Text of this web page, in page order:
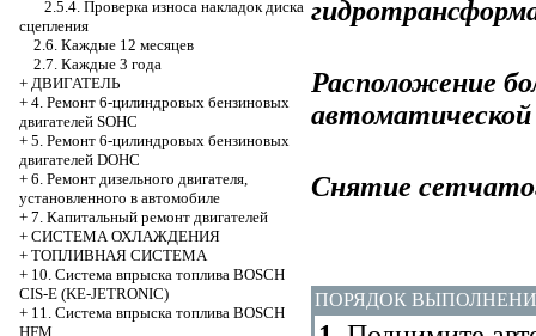
2.5.4. Проверка износа накладок диска
сцепления
2.6. Каждые 12 месяцев
2.7. Каждые 3 года
+ ДВИГАТЕЛЬ
+ 4. Ремонт 6-цилиндровых бензиновых
двигателей SOHC
+ 5. Ремонт 6-цилиндровых бензиновых
двигателей DOHC
+ 6. Ремонт дизельного двигателя,
установленного в автомобиле
+ 7. Капитальный ремонт двигателей
+ СИСТЕМА ОХЛАЖДЕНИЯ
+ ТОПЛИВНАЯ СИСТЕМА
+ 10. Система впрыска топлива BOSCH
CIS-E (KE-JETRONIC)
+ 11. Система впрыска топлива BOSCH
HFM
Расположение
автоматической
Снятие
ПОРЯДОК